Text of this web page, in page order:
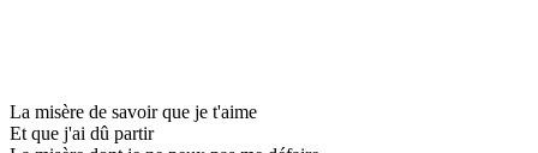
La misère de savoir que je t'aime
Et que j'ai dû partir